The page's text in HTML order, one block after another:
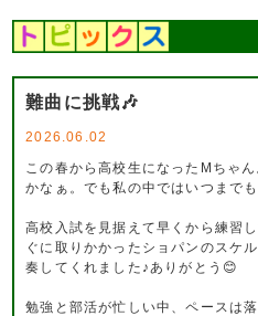
難曲に挑戦🎶
2026.06.02
この春から高校生になったMちゃ
かなぁ。でも私の中ではいつまで
高校入試を見据えて早くから練習
ぐに取りかかったショパンのスケ
奏してくれました♪ありがとう😊
勉強と部活が忙しい中、ペースは